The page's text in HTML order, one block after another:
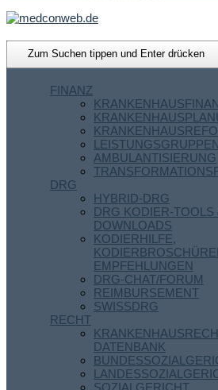
FINANZ
AMBULANTISIERUNG
DRG
HYBRID-DRG
DRG KODIER-TOOLS
DOWNLOADS
KODIERHILFE,
EMPFEHLUNGEN
DRG-CHAT/FORUM
REIMBURSEMENT
SWISSDRG
RECHT
DATENBANK